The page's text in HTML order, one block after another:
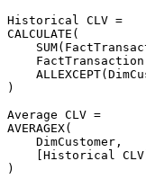
Historical CLV =
CALCULATE(
)
Average CLV =
AVERAGEX(
    DimCustomer,
    [Historical CLV]
)